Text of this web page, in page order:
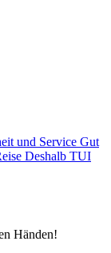
und Service Gut
Deshalb TUI
Händen!